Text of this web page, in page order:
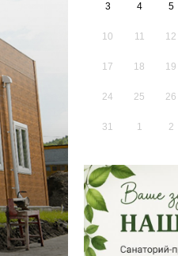
3 4 5
10 11 12
17 18 19
24 25 26
31 1 2